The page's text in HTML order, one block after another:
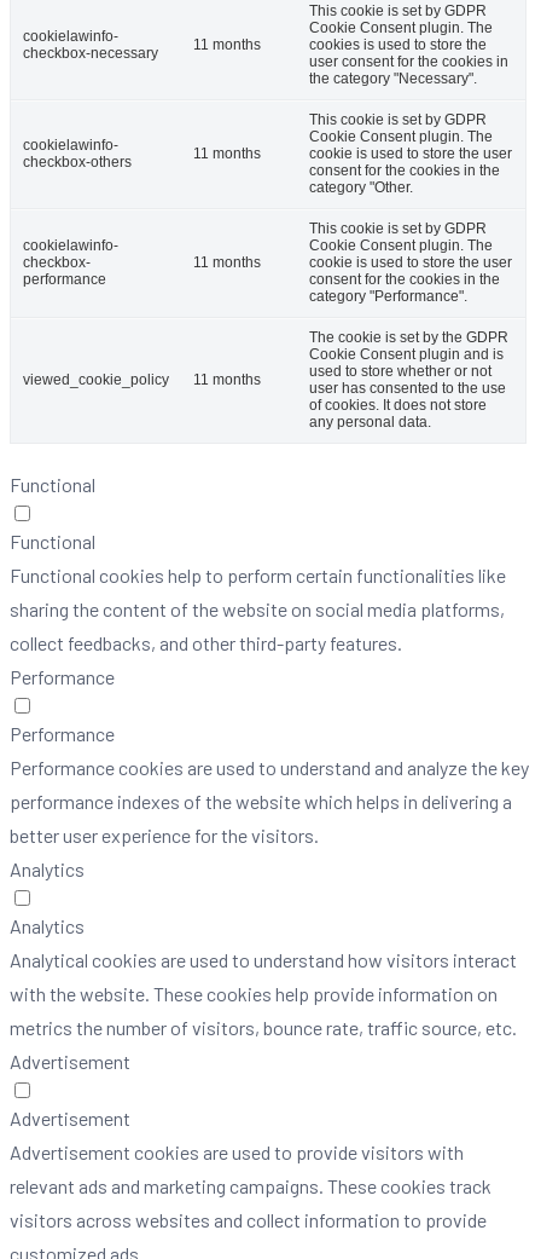
cookielawinfo-
checkbox-necessary
11 months
This cookie is set by GDPR
Cookie Consent plugin. The
cookies is used to store the
user consent for the cookies in
the category "Necessary".
cookielawinfo-
checkbox-others
11 months
This cookie is set by GDPR
Cookie Consent plugin. The
cookie is used to store the user
consent for the cookies in the
category "Other.
cookielawinfo-
checkbox-
performance
11 months
This cookie is set by GDPR
Cookie Consent plugin. The
cookie is used to store the user
consent for the cookies in the
category "Performance".
viewed_cookie_policy 11 months
The cookie is set by the GDPR
Cookie Consent plugin and is
used to store whether or not
user has consented to the use
of cookies. It does not store
any personal data.
Functional
Functional
Functional cookies help to perform certain functionalities like
sharing the content of the website on social media platforms,
collect feedbacks, and other third-party features.
Performance
Performance
Performance cookies are used to understand and analyze the key
performance indexes of the website which helps in delivering a
better user experience for the visitors.
Analytics
Analytics
Analytical cookies are used to understand how visitors interact
with the website. These cookies help provide information on
metrics the number of visitors, bounce rate, traffic source, etc.
Advertisement
Advertisement
Advertisement cookies are used to provide visitors with
relevant ads and marketing campaigns. These cookies track
visitors across websites and collect information to provide
customized ads.